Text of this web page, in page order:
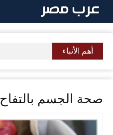
التخطي
أهم الأنباء
صحة الجسم بالتفاح